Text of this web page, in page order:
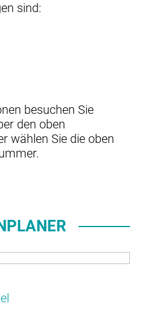
sind:
besuchen Sie
den oben
wählen Sie die oben